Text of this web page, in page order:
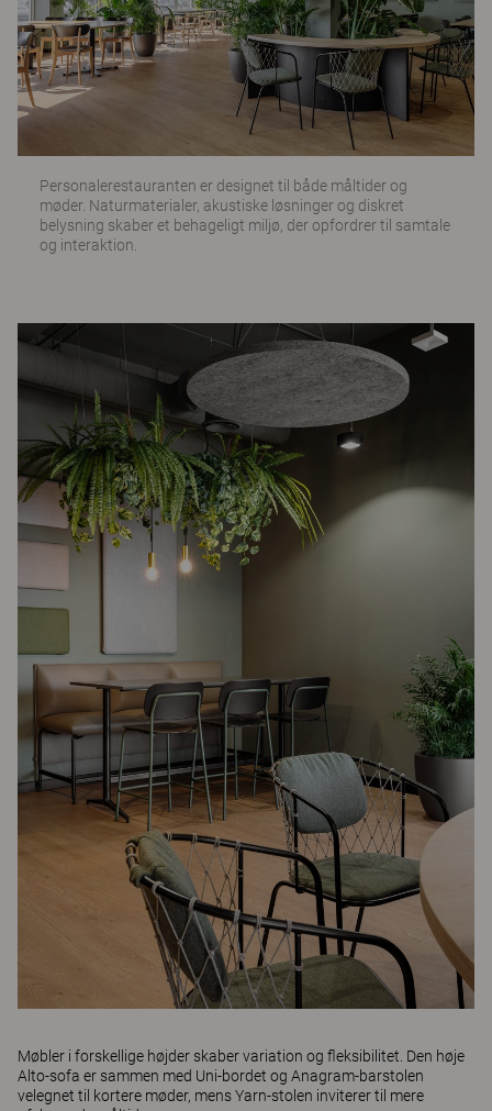
Personalerestauranten er designet til både måltider og
møder. Naturmaterialer, akustiske løsninger og diskret
belysning skaber et behageligt miljø, der opfordrer til samtale
og interaktion.
Møbler i forskellige højder skaber variation og fleksibilitet. Den høje
Alto-sofa er sammen med Uni-bordet og Anagram-barstolen
velegnet til kortere møder, mensYarn-stolen inviterer til mere